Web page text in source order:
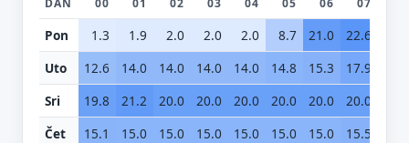
Pon 1.3 1.9 2.0 2.0 2.0 8.7 21.0 22.6
Uto
12.6 14.0 14.0 14.0 14.0 14.8 15.3 17.9
Sri
19.8 21.2 20.0 20.0 20.0 20.0 20.0 20.0
Čet
15.1 15.0 15.0 15.0 15.0 15.0 15.0 15.5